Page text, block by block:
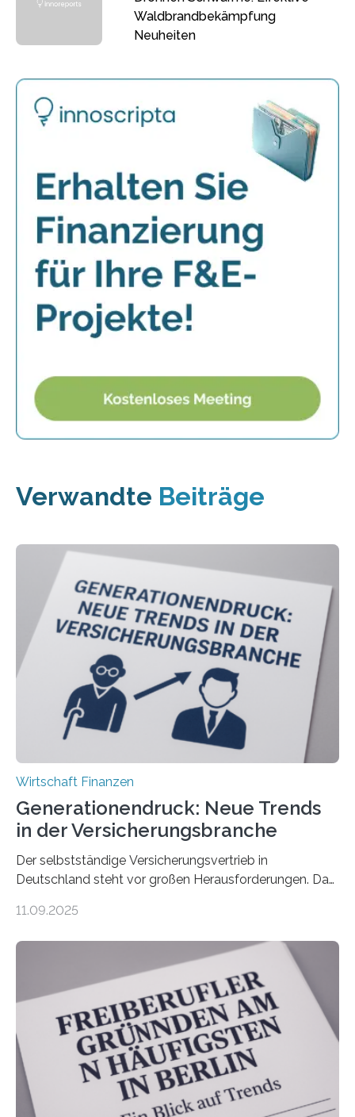
Waldbrandbekämpfung
Neuheiten
Verwandte Beiträge
Wirtschaft Finanzen
Generationendruck: Neue Trends
in der Versicherungsbranche
Der selbstständige Versicherungsvertrieb in
Deutschland steht vor großen Herausforderungen. Das
Dr. Matthias Beenken und Prof. Dr. Lukas Linnenbrink
Bundesverbands Deutscher Versicherungskaufleute e.V.
durchgeführt haben. Die Studie basiert auf den
Antworten von 1.440 selbstständigen
Versicherungsvertreter*innen und -makler*innen. Ein
Ergebnis: Deutlich mehr als die Hälfte der Befragten ist
über 50 Jahre alt und wird in den nächsten Jahren eine
Nachfolgeregelung benötigen. Aber nur ein Drittel hat
bereits Regelungen…
11.09.2025